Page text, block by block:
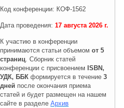
2026
Код конференции: КОФ-1562
Дата проведения: 17 августа 2026г.
К участию в конференции
принимаются статьи объемом от 5
страниц. Сборник статей
конференции с присвоением ISBN,
УДК, ББКформируется в течение3
дней после окончания приема
статей и будет размещен на нашем
сайте в разделе Архив